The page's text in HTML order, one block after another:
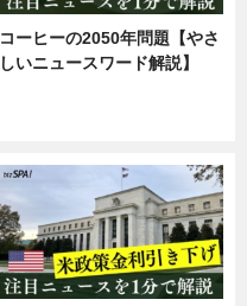
コーヒーの2050年問題【やさ
しいニュースワード解説】